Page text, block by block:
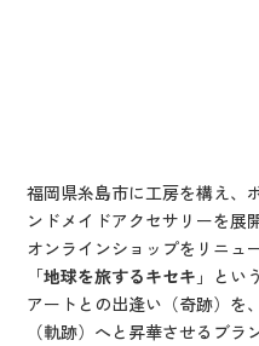
福岡県糸島市に工房を構え、
ンドメイドアクセサリーを展
オンラインショップをリニュ
「地球を旅するキセキ 」とい
アートとの出逢い（奇跡）を
（軌跡）へと昇華させるブ